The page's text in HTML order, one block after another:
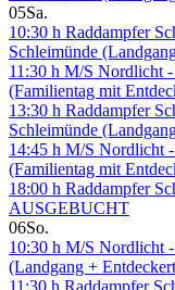
05Sa.
10:30 h Raddampfer
Schleimünde
11:30 h M/S Nordlicht
(Familientag mit
13:30 h Raddampfer
Schleimünde
14:45 h M/S Nordlicht
(Familientag mit
18:00 h Raddampfer
AUSGEBUCHT
06So.
10:30 h M/S Nordlicht
(Landgang +